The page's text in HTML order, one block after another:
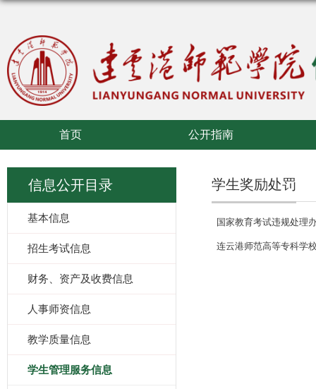
首页 公开指南
信息公开目录
基本信息
招生考试信息
财务、资产及收费信息
人事师资信息
教学质量信息
学生管理服务信息
学生奖励处罚
国家教育考试违规处理
连云港师范高等专科学